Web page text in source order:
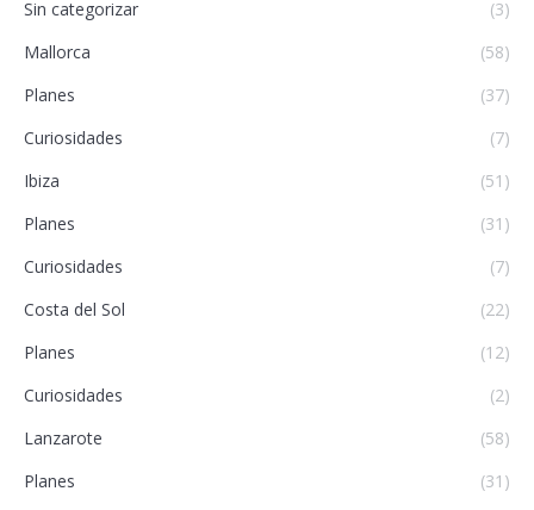
Sin categorizar
(3)
Mallorca
(58)
Planes
(37)
Curiosidades
(7)
Ibiza
(51)
Planes
(31)
Curiosidades
(7)
Costa del Sol
(22)
Planes
(12)
Curiosidades
(2)
Lanzarote
(58)
Planes
(31)